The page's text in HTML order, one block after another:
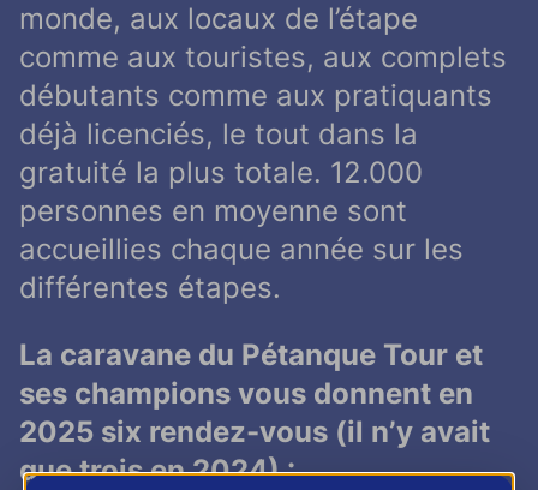
monde, aux locaux de l’étape
comme aux touristes, aux complets
débutants comme aux pratiquants
déjà licenciés, le tout dans la
gratuité la plus totale. 12.000
personnes en moyenne sont
accueillies chaque année sur les
différentes étapes.
La caravane du Pétanque Tour et
ses champions vous donnent en
2025 six rendez-vous (il n’y avait
que trois en 2024) :